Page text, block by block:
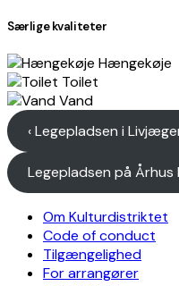
Særlige kvaliteter
Hængekøje
Toilet
Vand
‹ Legepladsen i
Legepladsen på Århus
Om Kulturdistriktet
Code of conduct
Tilgængelighed
For arrangører